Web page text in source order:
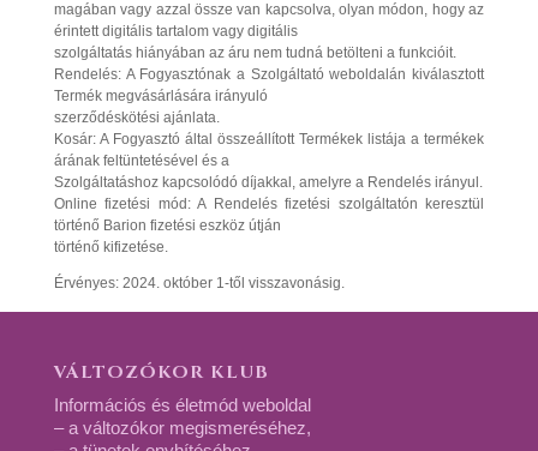
magában vagy azzal össze van kapcsolva, olyan módon, hogy az
érintett digitális tartalom vagy digitális
szolgáltatás hiányában az áru nem tudná betölteni a funkcióit.
Rendelés: A Fogyasztónak a Szolgáltató weboldalán kiválasztott
Termék megvásárlására irányuló
szerződéskötési ajánlata.
Kosár: A Fogyasztó által összeállított Termékek listája a termékek
árának feltüntetésével és a
Szolgáltatáshoz kapcsolódó díjakkal, amelyre a Rendelés irányul.
Online fizetési mód: A Rendelés fizetési szolgáltatón keresztül
történő Barion fizetési eszköz útján
történő kifizetése.
Érvényes: 2024. október 1-től visszavonásig.
VÁLTOZÓKOR KLUB
Információs és életmód weboldal
– a változókor megismeréséhez,